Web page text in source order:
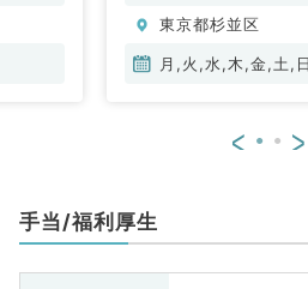
内科、血液内科、膠
東京都杉並区
月,火,水,木,金,土,日
< >
手当/福利厚生